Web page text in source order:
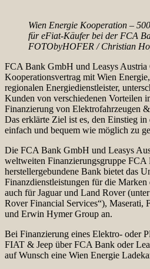
Wien Energie Kooperation –
für eFiat-Käufer bei der FCA
FOTObyHOFER / Christian
FCA Bank GmbH und Leasys Austria
Kooperationsvertrag mit Wien
regionalen Energiedienstleister,
Kunden von verschiedenen Vorteilen
Finanzierung von Elektrofahrzeugen
Das erklärte Ziel ist es, den Einstieg
einfach und bequem wie möglich zu
Die FCA Bank GmbH und Leasys
weltweiten Finanzierungsgruppe
herstellergebundene Bank bietet das
Finanzdienstleistungen für die Marken
auch für Jaguar und Land Rover
Rover Financial Services“), Maserati,
und Erwin Hymer Group an.
Bei Finanzierung eines Elektro- oder
FIAT & Jeep über FCA Bank oder
auf Wunsch eine Wien Energie